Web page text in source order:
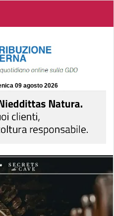
09 agosto 2026